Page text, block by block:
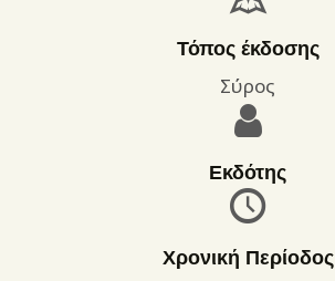
ΕΠΙΚΟΙΝΩΝΊΑ
ΌΡΟΙ ΧΡΉΣΗΣΤόπος έκδοσης
Σύρος
Εκδότης
Χρονική Περίοδος